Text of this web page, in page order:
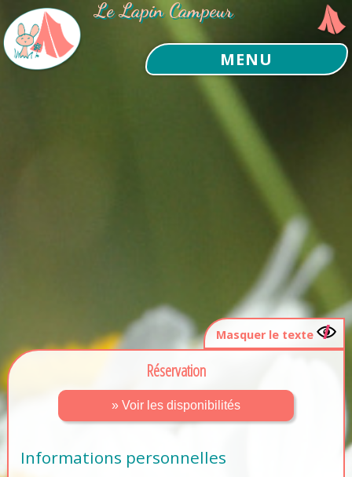
Le Lapin Campeur
MENU
Masquer le texte
Réservation
» Voir les disponibilités
Informations personnelles